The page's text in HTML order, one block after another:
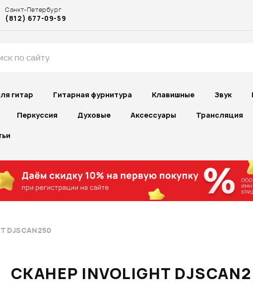
Санкт-Петербург
(812) 677-09-59
гитар Гитарная фурнитура Клавишные Звук
Перкуссия Духовые Аксессуары Трансляция
DJSCAN250
СКАНЕР INVOLIGHT